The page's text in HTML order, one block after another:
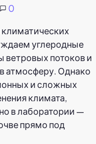
0
углеродные
ветровых потоков и
атмосферу. Однако
и сложных
климата,
в лаборатории —
прямо под